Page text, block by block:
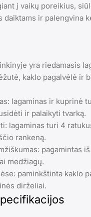
į vaikų poreikius,
daiktams ir palengvina
yra riedamasis
kaklo pagalvėlė ir
lagaminas ir kuprinė
ir palaikyti tvarką.
lagaminas turi 4
rankeną.
pagamintas
medžiagų.
paminkštinta kaklo
dirželiai.